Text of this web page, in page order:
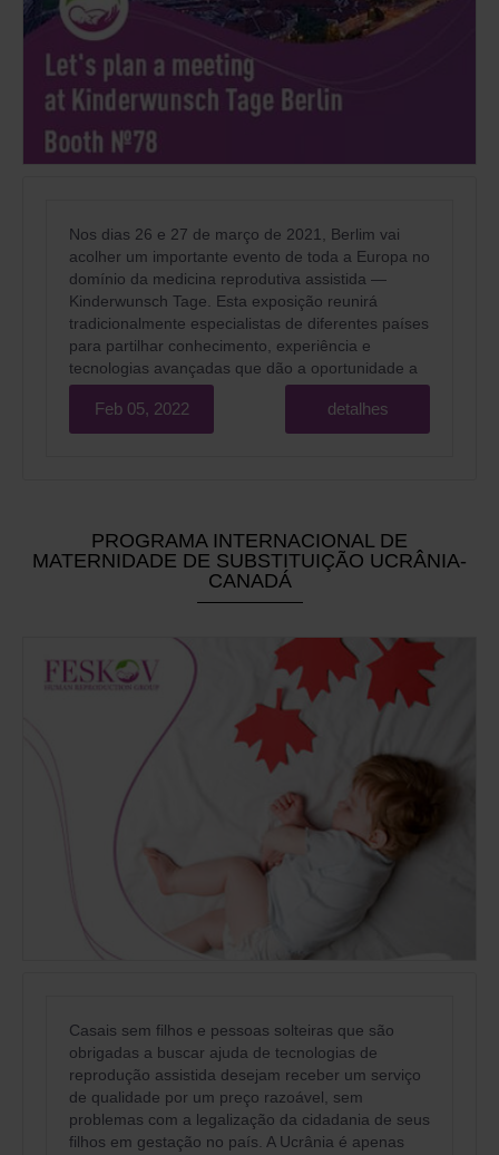
Nos dias 26 e 27 de março de 2021, Berlim vai
acolher um importante evento de toda a Europa no
domínio da medicina reprodutiva assistida —
Kinderwunsch Tage. Esta exposição reunirá
tradicionalmente especialistas de diferentes países
para partilhar conhecimento, experiência e
tecnologias avançadas que dão a oportunidade a
milhões de pessoas em todo o mundo de se
tornarem pais felizes.
Feb 05, 2022 detalhes
PROGRAMA INTERNACIONAL DE
MATERNIDADE DE SUBSTITUIÇÃO UCRÂNIA-
CANADÁ
Casais sem filhos e pessoas solteiras que são
obrigadas a buscar ajuda de tecnologias de
reprodução assistida desejam receber um serviço
de qualidade por um preço razoável, sem
problemas com a legalização da cidadania de seus
filhos em gestação no país. A Ucrânia é apenas